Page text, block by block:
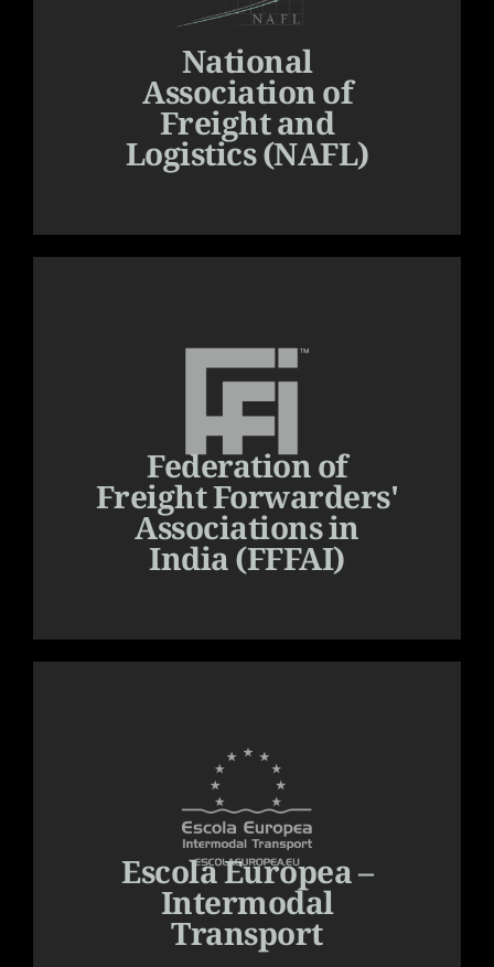
National
Association of
Freight and
Logistics (NAFL)
Federation of
Freight Forwarders'
Associations in
India (FFFAI)
Escola Europea –
Intermodal
Transport